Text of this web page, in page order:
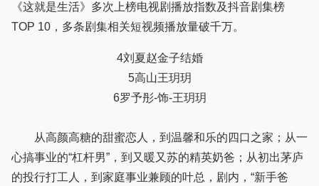
《这就是生活》多次上榜电视剧播放指数及抖音剧集榜
TOP 10，多条剧集相关短视频播放量破千万。
4刘夏赵金子结婚
5高山王玥玥
6罗予彤-饰-王玥玥
从高颜高糖的甜蜜恋人，到温馨和乐的四口之家；从一
心搞事业的“杠杆男”，到又暖又苏的精英奶爸；从初出茅庐
的投行打工人，到家庭事业兼顾的叶总，剧内，“新手爸